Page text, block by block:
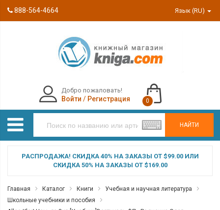
888-564-4664 Язык (RU)
НАЙТИ
Добро пожаловать!
Войти / Регистрация 0
РАСПРОДАЖА! СКИДКА 40% НА ЗАКАЗЫ ОТ $99.00 ИЛИ
СКИДКА 50% НА ЗАКАЗЫ ОТ $169.00
Главная Каталог Книги
Учебная и научная литература
Школьные учебники и пособия